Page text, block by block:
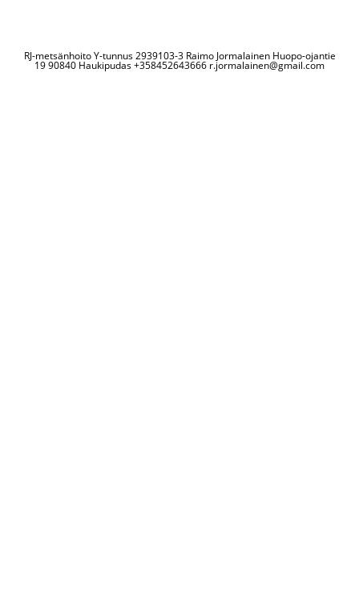
RJ-metsänhoito Y-tunnus 2939103-3 Raimo Jormalainen Huopo-ojantie
19 90840 Haukipudas +358452643666 r.jormalainen@gmail.com